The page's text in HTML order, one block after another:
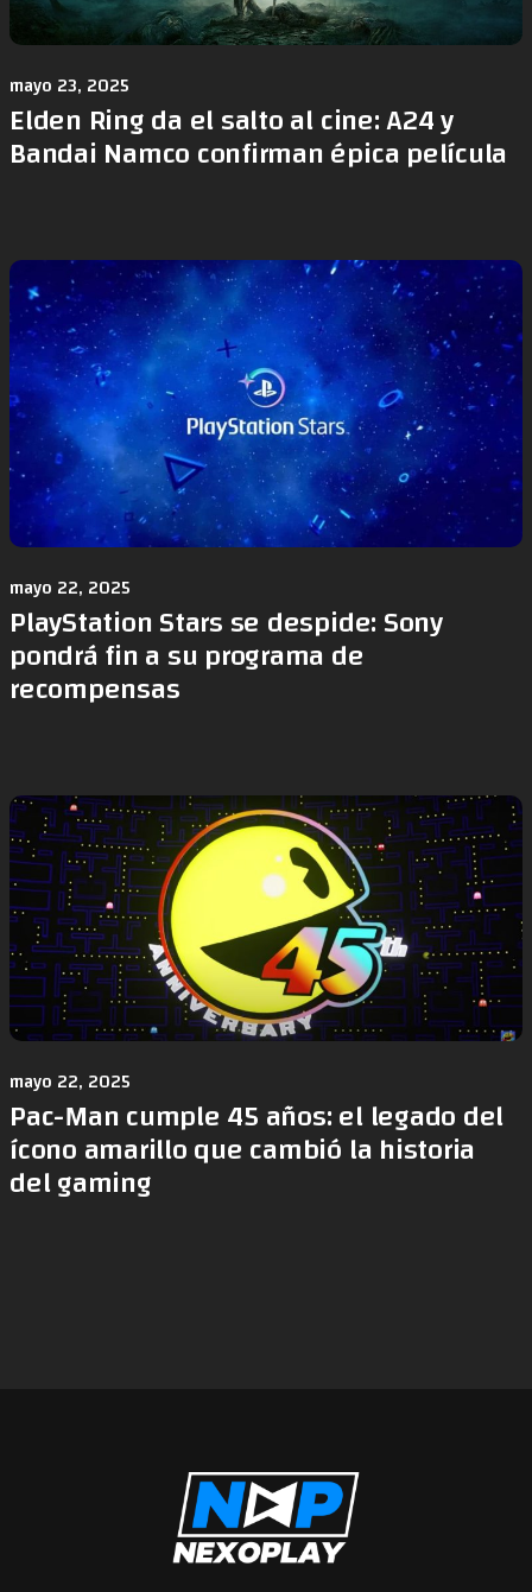
mayo 23, 2025
Elden Ring da el salto al cine: A24 y
Bandai Namco confirman épica película
mayo 22, 2025
PlayStation Stars se despide: Sony
pondrá fin a su programa de
recompensas
mayo 22, 2025
Pac-Man cumple 45 años: el legado del
ícono amarillo que cambió la historia
del gaming